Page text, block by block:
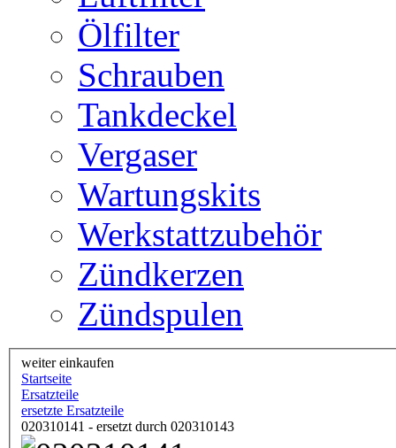
Ölfilter
Schrauben
Tankdeckel
Vergaser
Wartungskits
Werkstattzubehör
Zündkerzen
Zündspulen
weiter einkaufen
Startseite
Ersatzteile
ersetzte Ersatzteile
020310141 - ersetzt durch 020310143